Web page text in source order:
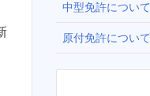
中型免許について
原付免許について